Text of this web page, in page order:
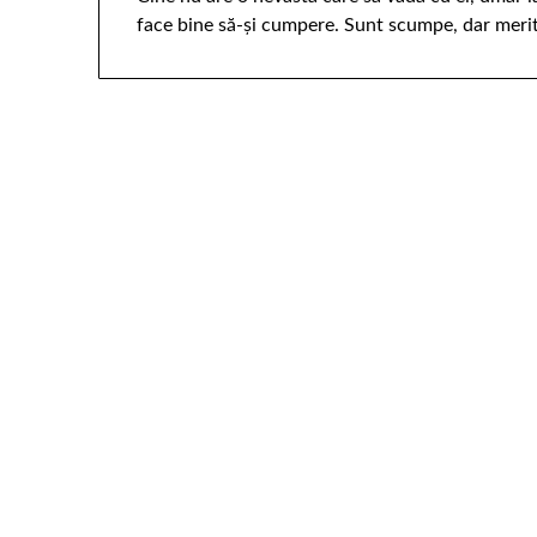
face bine să-şi cumpere. Sunt scumpe, dar